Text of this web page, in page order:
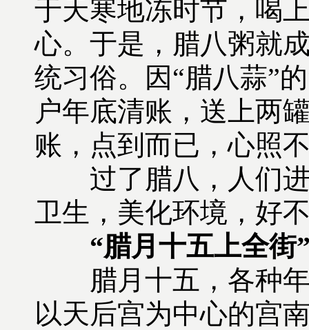
于天寒地冻时节，喝
心。于是，腊八粥就
统习俗。因“腊八蒜”
户年底清账，送上两
账，点到而已，心照
过了腊八，人们进
卫生，美化环境，好
“腊月十五上全街
腊月十五，各种年
以天后宫为中心的宫